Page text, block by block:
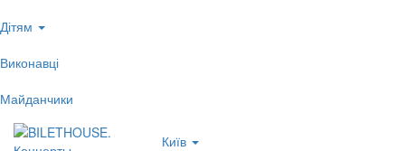
Дітям
Виконавці
Майданчики
Київ